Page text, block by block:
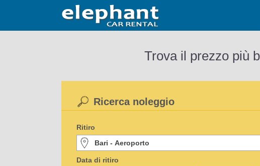
Trova il prezzo più
Ricerca noleggio
Ritiro
Data di ritiro